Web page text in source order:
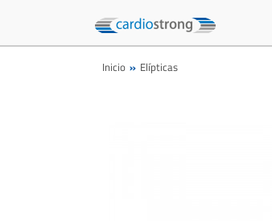
Inicio Elípticas